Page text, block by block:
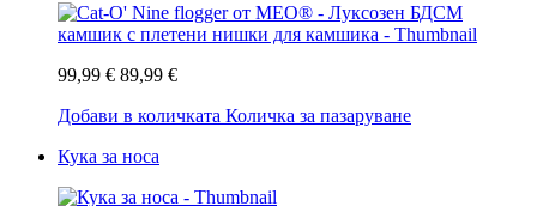
99,99 € 89,99 €
Добави в количката Количка за пазаруване
Кука за носа